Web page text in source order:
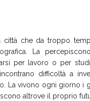
città che da troppo
La
per lavoro o per
difficoltà a
La vivono ogni giorno i
altrove il proprio